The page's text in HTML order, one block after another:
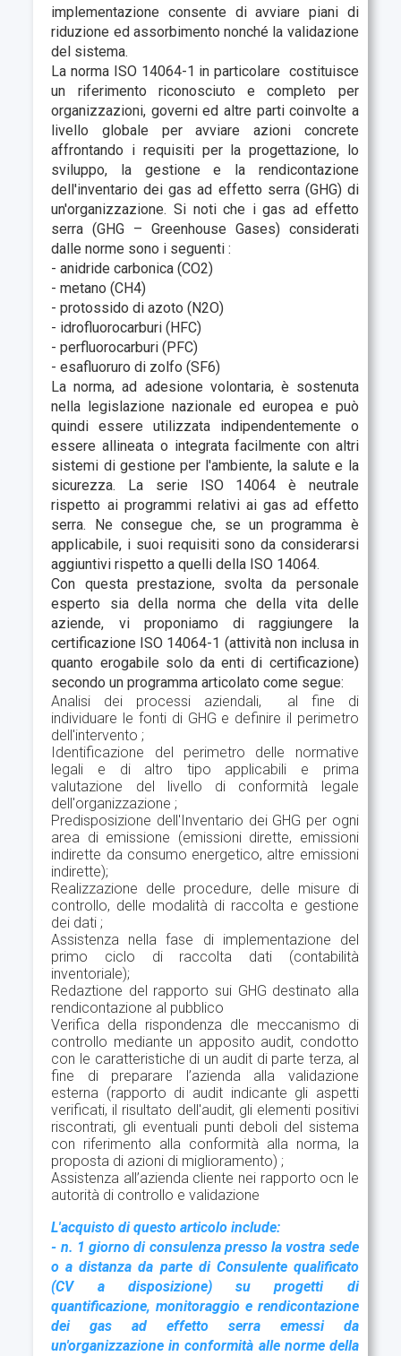
implementazione consente di avviare piani di
riduzione ed assorbimento nonché la validazione
del sistema.
La norma ISO 14064-1 in particolare costituisce
un riferimento riconosciuto e completo per
organizzazioni, governi ed altre parti coinvolte a
livello globale per avviare azioni concrete
affrontando i requisiti per la progettazione, lo
sviluppo, la gestione e la rendicontazione
dell'inventario dei gas ad effetto serra (GHG) di
un'organizzazione. Si noti che i gas ad effetto
serra (GHG – Greenhouse Gases) considerati
dalle norme sono i seguenti :
- anidride carbonica (CO2)
- metano (CH4)
- protossido di azoto (N2O)
- idrofluorocarburi (HFC)
- perfluorocarburi (PFC)
- esafluoruro di zolfo (SF6)
La norma, ad adesione volontaria, è sostenuta
nella legislazione nazionale ed europea e può
quindi essere utilizzata indipendentemente o
essere allineata o integrata facilmente con altri
sistemi di gestione per l'ambiente, la salute e la
sicurezza. La serie ISO 14064 è neutrale
rispetto ai programmi relativi ai gas ad effetto
serra. Ne consegue che, se un programma è
applicabile, i suoi requisiti sono da considerarsi
aggiuntivi rispetto a quelli della ISO 14064.
Con questa prestazione, svolta da personale
esperto sia della norma che della vita delle
aziende, vi proponiamo di raggiungere la
certificazione ISO 14064-1 (attività non inclusa in
quanto erogabile solo da enti di certificazione)
secondo un programma articolato come segue:
Analisi dei processi aziendali, al fine di
individuare le fonti di GHG e definire il perimetro
dell'intervento ;
Identificazione del perimetro delle normative
legali e di altro tipo applicabili e prima
valutazione del livello di conformità legale
dell'organizzazione ;
Predisposizione dell'Inventario dei GHG per ogni
area di emissione (emissioni dirette, emissioni
indirette da consumo energetico, altre emissioni
indirette);
Realizzazione delle procedure, delle misure di
controllo, delle modalità di raccolta e gestione
dei dati ;
Assistenza nella fase di implementazione del
primo ciclo di raccolta dati (contabilità
inventoriale);
Redaztione del rapporto sui GHG destinato alla
rendicontazione al pubblico
Verifica della rispondenza dle meccanismo di
controllo mediante un apposito audit, condotto
con le caratteristiche di un audit di parte terza, al
fine di preparare l’azienda alla validazione
esterna (rapporto di audit indicante gli aspetti
verificati, il risultato dell'audit, gli elementi positivi
riscontrati, gli eventuali punti deboli del sistema
con riferimento alla conformità alla norma, la
proposta di azioni di miglioramento) ;
Assistenza all’azienda cliente nei rapporto ocn le
autorità di controllo e validazione
L'acquisto di questo articolo include:
- n. 1 giorno di consulenza presso la vostra sede
o a distanza da parte di Consulente qualificato
(CV a disposizione) su progetti di
quantificazione, monitoraggio e rendicontazione
dei gas ad effetto serra emessi da
un'organizzazione in conformità alle norme della